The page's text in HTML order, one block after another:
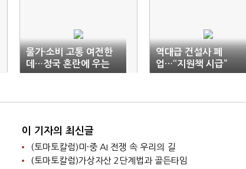
물가·소비 고통 여전한
데…정국 혼란에 우는
서민들
역대급 건설사 폐
업…“지원책 시급”
이 기자의 최신글
(토마토칼럼)미·중 AI 전쟁 속 우리의 길
(토마토칼럼)가상자산 2단계법과 골든타임